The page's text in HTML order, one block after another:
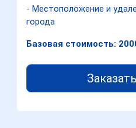
- Местоположение и
города
Базовая стоимость: